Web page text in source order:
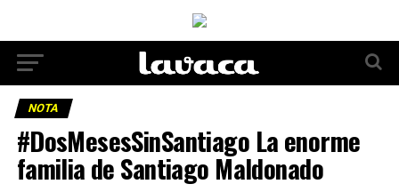
NOTA
#DosMesesSinSantiago La enorme
familia de Santiago Maldonado